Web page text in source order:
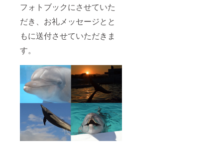
フォトブックにさせていた
だき、お礼メッセージとと
もに送付させていただきま
す。